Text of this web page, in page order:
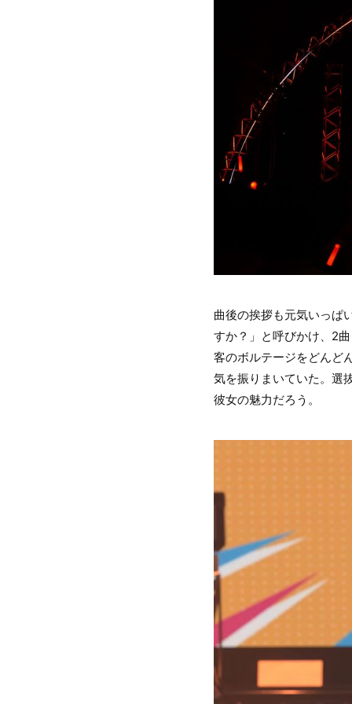
曲後の挨拶も元気いっぱ
すか？」と呼びかけ、2
客のボルテージをどんど
気を振りまいていた。選
彼女の魅力だろう。